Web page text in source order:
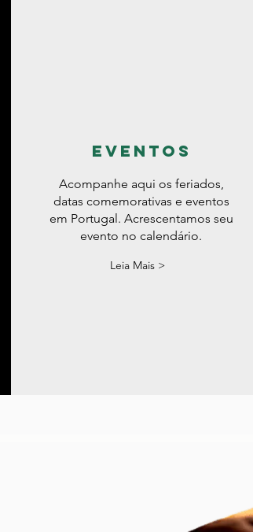
eventos
Acompanhe aqui os feriados,
datas comemorativas e eventos
em Portugal. Acrescentamos seu
evento no calendário.
Leia Mais >